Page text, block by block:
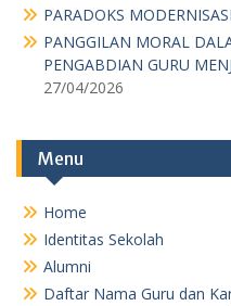
PARADOKS
PANGGILAN MORAL
PENGABDIAN GURU
27/04/2026
Menu
Home
Identitas Sekolah
Alumni
Daftar Nama Guru dan